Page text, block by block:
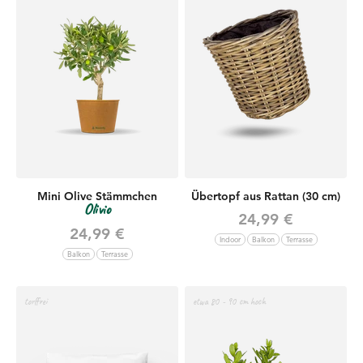
Mini Olive Stämmchen
Olivio
Angebot
24,99 €
Balkon Terrasse
Übertopf aus Rattan (30 cm)
Angebot
24,99 €
Indoor Balkon Terrasse
torffrei etwa 80 - 90 cm hoch